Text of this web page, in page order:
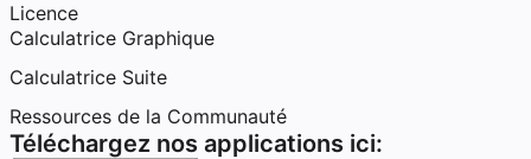
Licence
Calculatrice Graphique
Calculatrice Suite
Ressources de la Communauté
Téléchargez nos applications ici: